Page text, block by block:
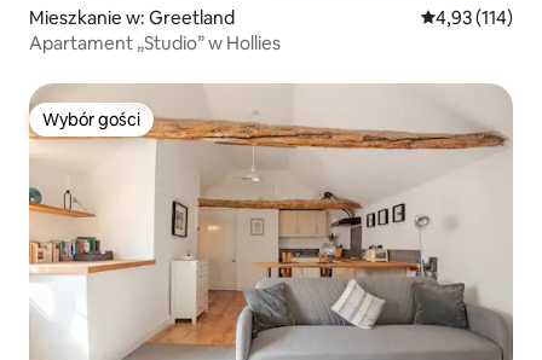
Mieszkanie w: Greetland Średnia
4,93 (114)
Apartament „Studio” w Hollies
Wybór gości
Wybór gości